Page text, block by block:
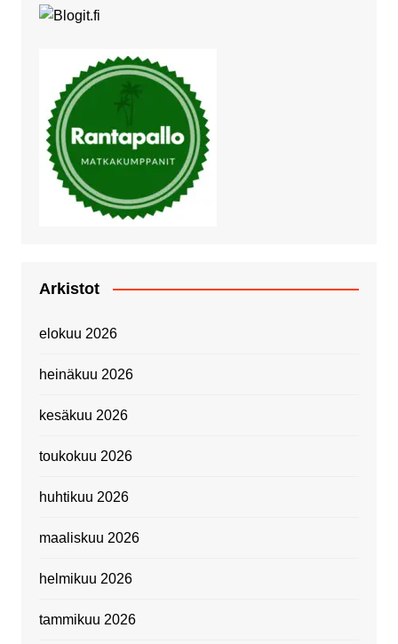
Arkistot
elokuu 2026
heinäkuu 2026
kesäkuu 2026
toukokuu 2026
huhtikuu 2026
maaliskuu 2026
helmikuu 2026
tammikuu 2026